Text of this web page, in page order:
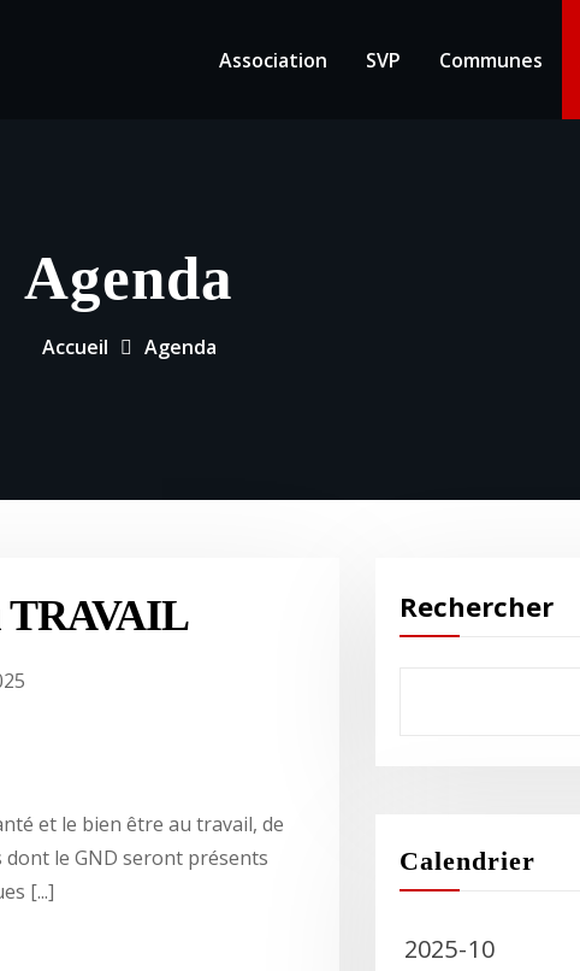
Association SVP Communes
Agenda
Accueil Agenda
TRAVAIL
et le bien être au travail, de
le GND seront présents
[...]
Rechercher
Calendrier